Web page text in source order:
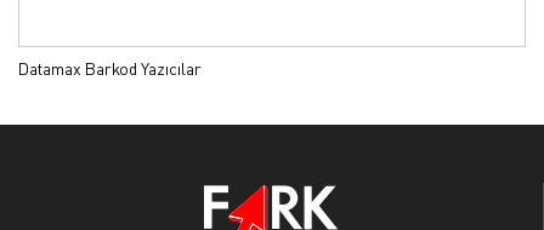
Datamax Barkod Yazıcılar